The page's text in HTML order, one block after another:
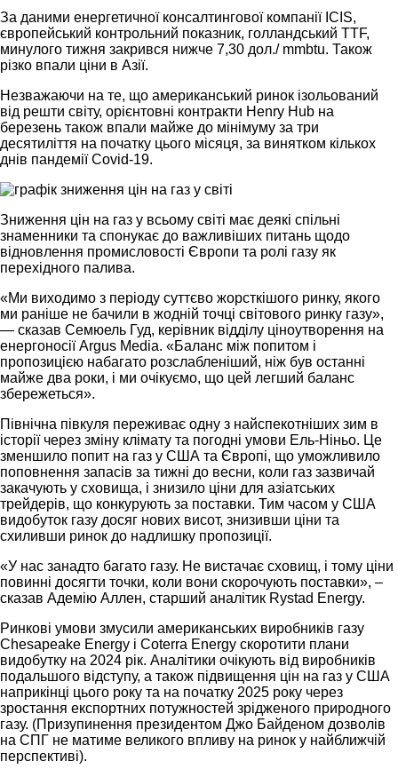
За даними енергетичної консалтингової компанії ICIS,
європейський контрольний показник, голландський TTF,
минулого тижня закрився нижче 7,30 дол./ mmbtu. Також
різко впали ціни в Азії.
Незважаючи на те, що американський ринок ізольований
від решти світу, орієнтовні контракти Henry Hub на
березень також впали майже до мінімуму за три
десятиліття на початку цього місяця, за винятком кількох
днів пандемії Covid-19.
Зниження цін на газ у всьому світі має деякі спільні
знаменники та спонукає до важливіших питань щодо
відновлення промисловості Європи та ролі газу як
перехідного палива.
«Ми виходимо з періоду суттєво жорсткішого ринку, якого
ми раніше не бачили в жодній точці світового ринку газу»,
— сказав Семюель Гуд, керівник відділу ціноутворення на
енергоносії Argus Media. «Баланс між попитом і
пропозицією набагато розслабленіший, ніж був останні
майже два роки, і ми очікуємо, що цей легший баланс
збережеться».
Північна півкуля переживає одну з найспекотніших зим в
історії через зміну клімату та погодні умови Ель-Ніньо. Це
зменшило попит на газ у США та Європі, що уможливило
поповнення запасів за тижні до весни, коли газ зазвичай
закачують у сховища, і знизило ціни для азіатських
трейдерів, що конкурують за поставки. Тим часом у США
видобуток газу досяг нових висот, знизивши ціни та
схиливши ринок до надлишку пропозиції.
«У нас занадто багато газу. Не вистачає сховищ, і тому ціни
повинні досягти точки, коли вони скорочують поставки», –
сказав Адемію Аллен, старший аналітик Rystad Energy.
Ринкові умови змусили американських виробників газу
Chesapeake Energy і Coterra Energy скоротити плани
видобутку на 2024 рік. Аналітики очікують від виробників
подальшого відступу, а також підвищення цін на газ у США
наприкінці цього року та на початку 2025 року через
зростання експортних потужностей зрідженого природного
газу. (Призупинення президентом Джо Байденом дозволів
на СПГ не матиме великого впливу на ринок у найближчій
перспективі).